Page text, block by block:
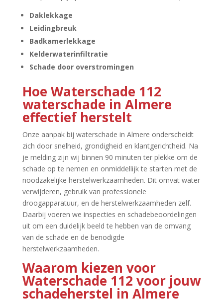
Daklekkage
Leidingbreuk
Badkamerlekkage
Kelderwaterinfiltratie
Schade door overstromingen
Hoe Waterschade 112
waterschade in Almere
effectief herstelt
Onze aanpak bij waterschade in Almere onderscheidt
zich door snelheid, grondigheid en klantgerichtheid.​ Na
je melding zijn wij binnen 90 minuten ter plekke om de
schade op te nemen en onmiddellijk te starten met de
noodzakelijke herstelwerkzaamheden.​ Dit omvat water
verwijderen, gebruik van professionele
droogapparatuur, en de herstelwerkzaamheden zelf.​
Daarbij voeren we inspecties en schadebeoordelingen
uit om een duidelijk beeld te hebben van de omvang
van de schade en de benodigde
herstelwerkzaamheden.​
Waarom kiezen voor
Waterschade 112 voor jouw
schadeherstel in Almere